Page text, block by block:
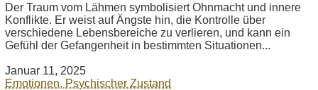
Der Traum vom Lähmen symbolisiert Ohnmacht und innere
Konflikte. Er weist auf Ängste hin, die Kontrolle über
verschiedene Lebensbereiche zu verlieren, und kann ein
Gefühl der Gefangenheit in bestimmten Situationen...
Januar 11, 2025
Emotionen, Psychischer Zustand